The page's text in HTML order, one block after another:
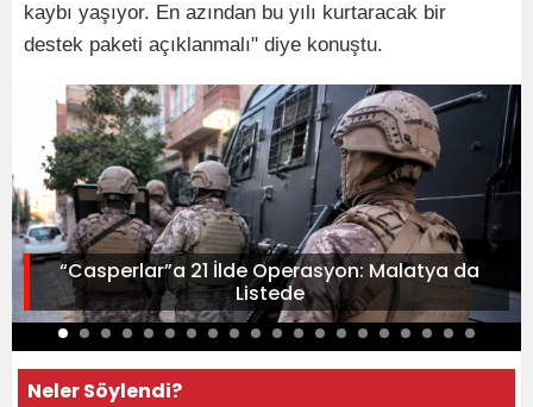
kaybı yaşıyor. En azından bu yılı kurtaracak bir
destek paketi açıklanmalı" diye konuştu.
“Casperlar”a 21 İlde Operasyon: Malatya da
Listede
Neler Söylendi?